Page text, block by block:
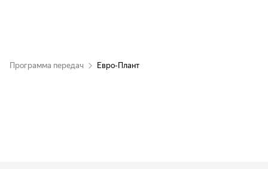
Программа передач Евро-Плант